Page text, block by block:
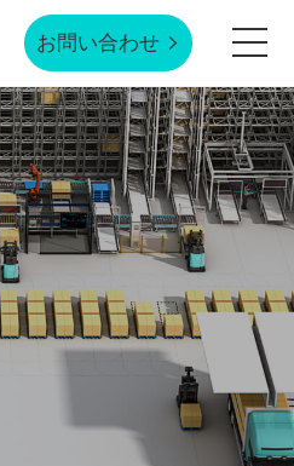
お問い合わせ